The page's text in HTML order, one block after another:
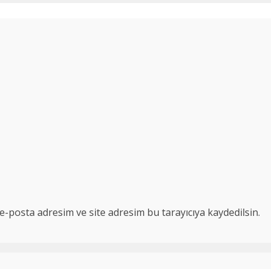
posta adresim ve site adresim bu tarayıcıya kaydedilsin.